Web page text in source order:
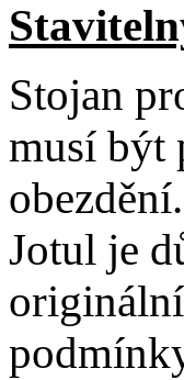
Stojan
musí být
Jotul je